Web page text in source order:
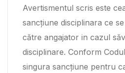
Avertismentul scris este
sancțiune disciplinara ce
către angajator in cazul
disciplinare. Conform
singura sancțiune pentru